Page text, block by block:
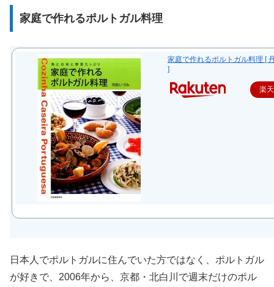
家庭で作れるポルトガル料理
家庭で作れるポルトガル料理 [
]
楽
日本人でポルトガルに住んでいた方ではなく、ポルトガル
が好きで、2006年から、京都・北白川で週末だけのポル